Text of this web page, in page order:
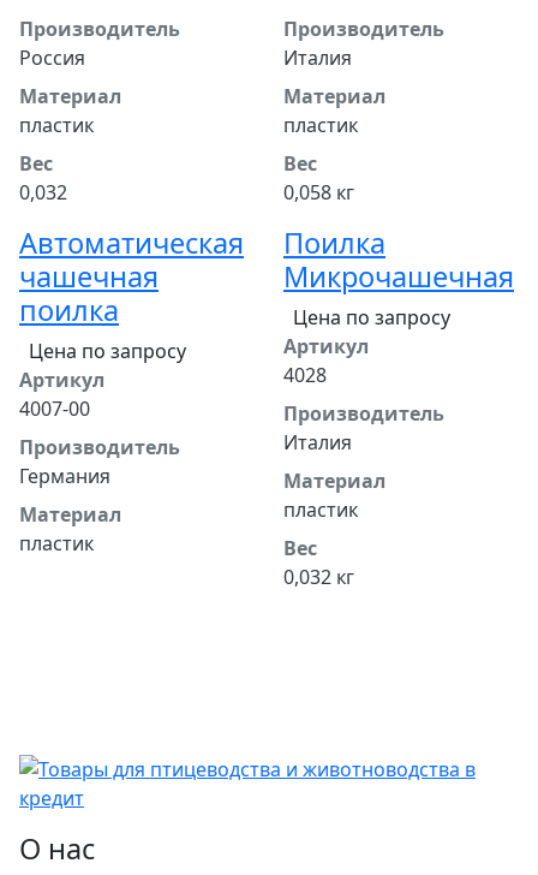
Производитель
Россия
Материал
пластик
Вес
0,032
Производитель
Италия
Материал
пластик
Вес
0,058 кг
Автоматическая
чашечная
поилка
Цена по запросу
Артикул
4007-00
Производитель
Германия
Материал
пластик
Поилка
Микрочашечная
Цена по запросу
Артикул
4028
Производитель
Италия
Материал
пластик
Вес
0,032 кг
О нас